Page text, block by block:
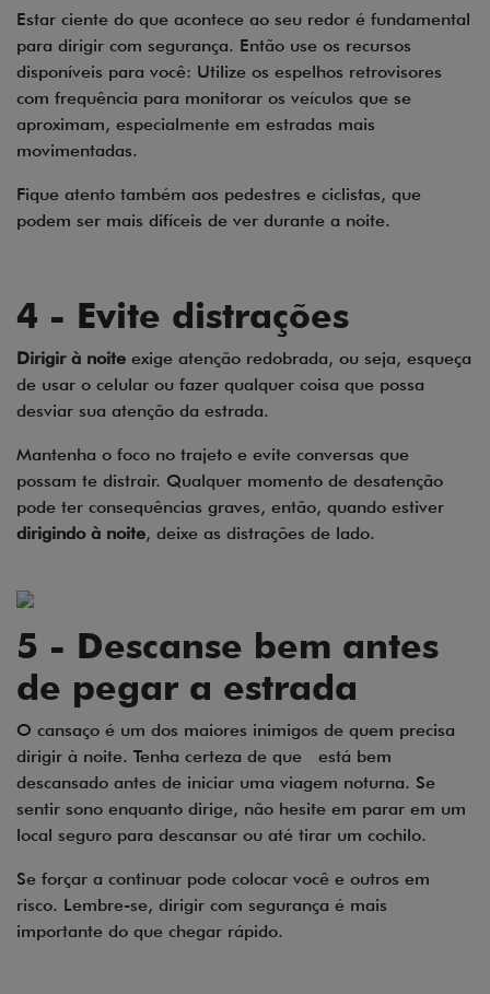
Estar ciente do que acontece ao seu redor é fundamental
para dirigir com segurança. Então use os recursos
disponíveis para você: Utilize os espelhos retrovisores
com frequência para monitorar os veículos que se
aproximam, especialmente em estradas mais
movimentadas.
Fique atento também aos pedestres e ciclistas, que
podem ser mais difíceis de ver durante a noite.
4 - Evite distrações
Dirigir à noite exige atenção redobrada, ou seja, esqueça
de usar o celular ou fazer qualquer coisa que possa
desviar sua atenção da estrada.
Mantenha o foco no trajeto e evite conversas que
possam te distrair. Qualquer momento de desatenção
pode ter consequências graves, então, quando estiver
dirigindo à noite, deixe as distrações de lado.
5 - Descanse bem antes
de pegar a estrada
O cansaço é um dos maiores inimigos de quem precisa
dirigir à noite. Tenha certeza de que está bem
descansado antes de iniciar uma viagem noturna. Se
sentir sono enquanto dirige, não hesite em parar em um
local seguro para descansar ou até tirar um cochilo.
Se forçar a continuar pode colocar você e outros em
risco. Lembre-se, dirigir com segurança é mais
importante do que chegar rápido.